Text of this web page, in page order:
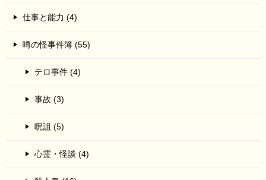
仕事と能力 (4)
噂の怪事件簿 (55)
テロ事件 (4)
事故 (3)
呪詛 (5)
心霊・怪談 (4)